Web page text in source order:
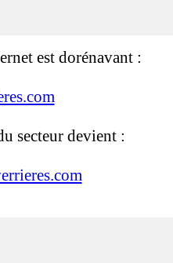
est dorénavant :
secteur devient :